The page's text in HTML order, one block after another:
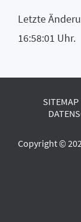
Letzte
16:58:01 Uhr.
SITEMAP
Copyright ©